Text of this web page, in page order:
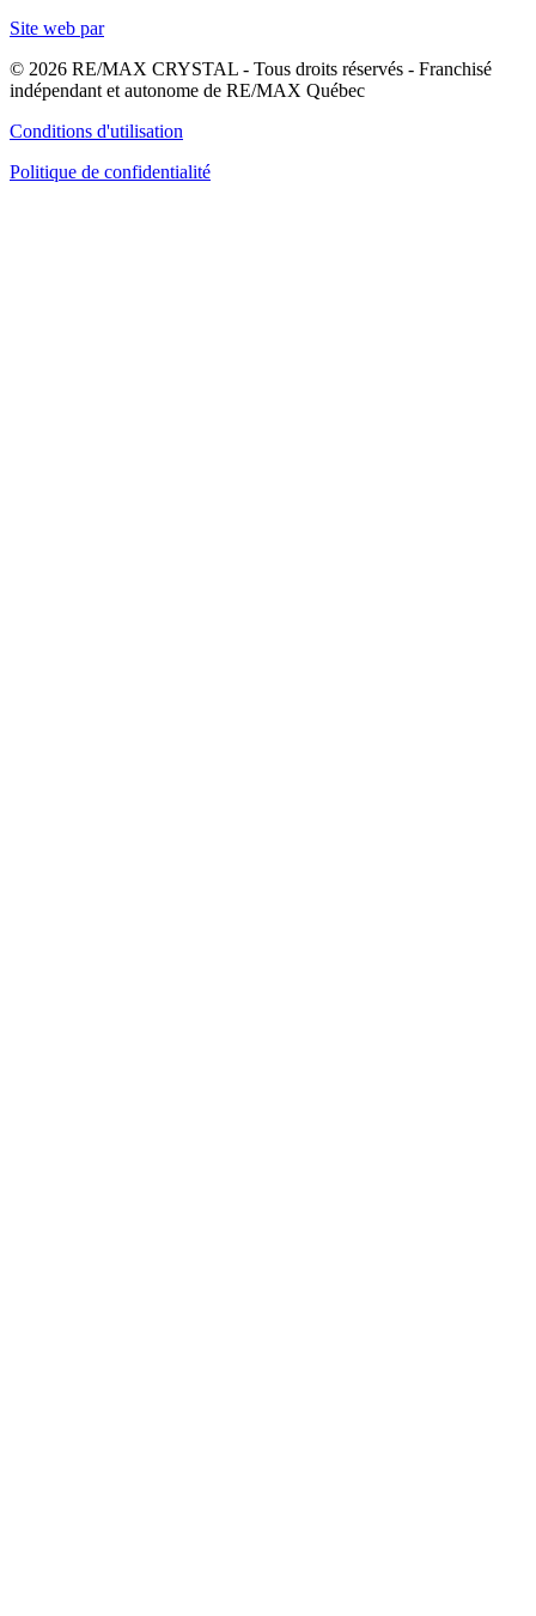
Site web par
© 2026 RE/MAX CRYSTAL - Tous droits réservés - Franchisé
indépendant et autonome de RE/MAX Québec
Conditions d'utilisation
Politique de confidentialité